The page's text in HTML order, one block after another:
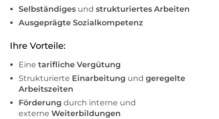
Selbständiges und strukturiertes Arbeiten
Ausgeprägte Sozialkompetenz
Ihre Vorteile:
Eine tarifliche Vergütung
Strukturierte Einarbeitung und geregelte
Arbeitszeiten
Förderung durch interne und
externe Weiterbildungen